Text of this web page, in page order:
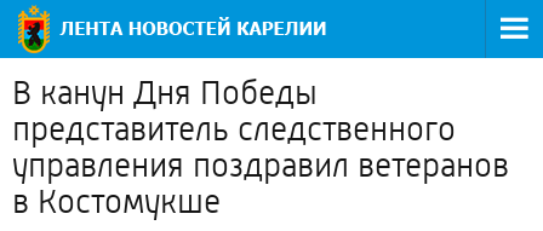
В канун Дня Победы
представитель следственного
управления поздравил ветеранов
в Костомукше